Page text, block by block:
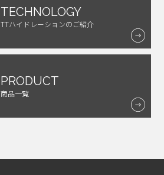
TECHNOLOGY
TTハイドレーションのご紹介
PRODUCT
商品一覧